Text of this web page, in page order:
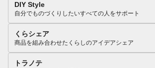
DIY Style
自分でものづくりしたいすべての人をサポート
くらシェア
商品を組み合わせたくらしのアイデアシェア
トラノテ